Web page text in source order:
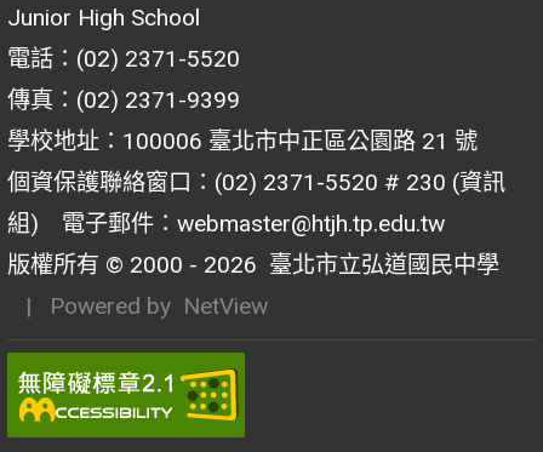
Junior High School
電話：(02) 2371-5520
傳真：(02) 2371-9399
學校地址：100006 臺北市中正區公園路 21 號
個資保護聯絡窗口：(02) 2371-5520 # 230 (資訊
組) 電子郵件：webmaster@htjh.tp.edu.tw
版權所有 © 2000 - 2026 臺北市立弘道國民中學
| Powered by NetView